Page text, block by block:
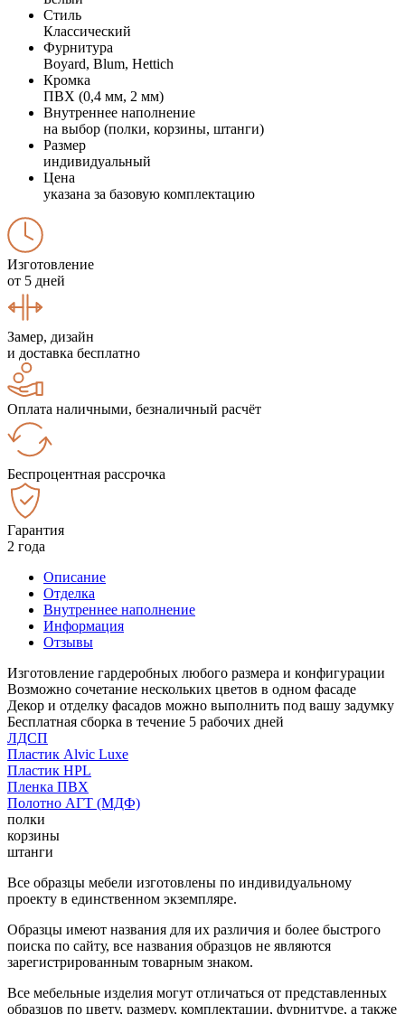
Стиль
Классический
Фурнитура
Boyard, Blum, Hettich
Кромка
ПВХ (0,4 мм, 2 мм)
Внутреннее наполнение
на выбор (полки, корзины, штанги)
Размер
индивидуальный
Цена
указана за базовую комплектацию
Изготовление
от 5 дней
Замер, дизайн
и доставка бесплатно
Оплата наличными, безналичный расчёт
Беспроцентная рассрочка
Гарантия
2 года
Описание
Отделка
Внутреннее наполнение
Информация
Отзывы
Изготовление гардеробных любого размера и конфигурации
Возможно сочетание нескольких цветов в одном фасаде
Декор и отделку фасадов можно выполнить под вашу задумку
Бесплатная сборка в течение 5 рабочих дней
ЛДСП
Пластик Alvic Luxe
Пластик HPL
Пленка ПВХ
Полотно АГТ (МДФ)
полки
корзины
штанги
Все образцы мебели изготовлены по индивидуальному
проекту в единственном экземпляре.
Образцы имеют названия для их различия и более быстрого
поиска по сайту, все названия образцов не являются
зарегистрированным товарным знаком.
Все мебельные изделия могут отличаться от представленных
образцов по цвету, размеру, комплектации, фурнитуре, а также